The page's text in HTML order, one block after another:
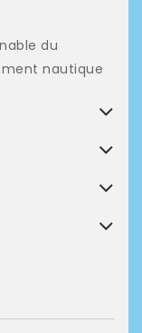
du
nautique